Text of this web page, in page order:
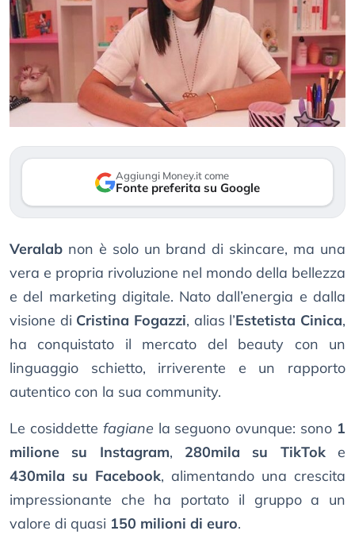
Aggiungi Money.it come
Fonte preferita su Google
Veralab non è solo un brand di skincare, ma una
vera e propria rivoluzione nel mondo della bellezza
e del marketing digitale. Nato dall’energia e dalla
visione di Cristina Fogazzi, alias l’Estetista Cinica,
ha conquistato il mercato del beauty con un
linguaggio schietto, irriverente e un rapporto
autentico con la sua community.
Le cosiddette fagiane la seguono ovunque: sono 1
milione su Instagram, 280mila su TikToke
430mila su Facebook, alimentando una crescita
impressionante che ha portato il gruppo a un
valore di quasi 150 milioni di euro.